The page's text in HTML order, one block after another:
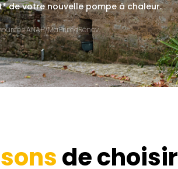
de votre nouvelle pompe à chaleur.
ANAH/MaPrimeRénov'.
de choisir